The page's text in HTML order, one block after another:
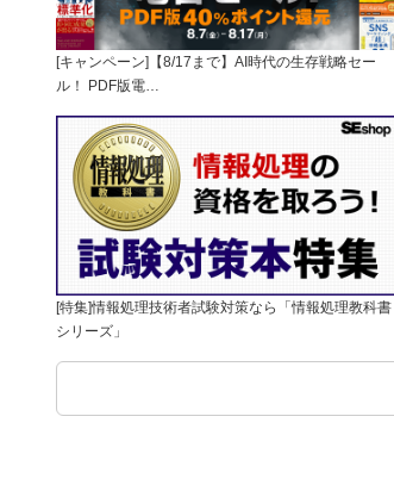
[キャンペーン]【8/17まで】AI時代の生存戦略セー
ル！ PDF版電…
[特集]情報処理技術者試験対策なら「情報処理教科書
シリーズ」